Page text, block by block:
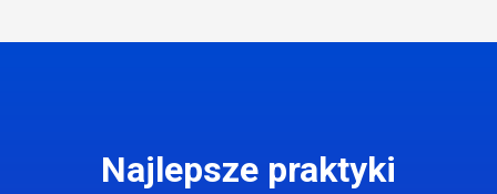
Najlepsze praktyki